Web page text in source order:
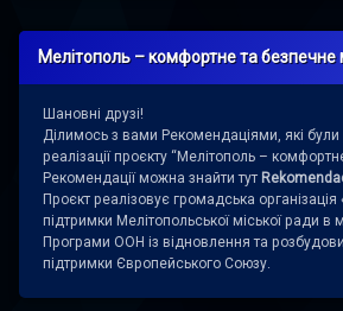
Мелітополь – комфортне та безпечне
Шановні друзі!
Ділимось з вами Рекомендаціями, які
реалізації проєкту “Мелітополь –
Рекомендації можна знайти тут
Проєкт реалізовує громадська організація
підтримки Мелітопольської міської ради в
Програми ООН із відновлення та
підтримки Європейського Союзу.